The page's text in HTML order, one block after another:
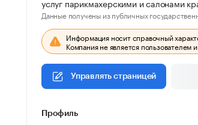
услуг парикмахерскими и салонами
Данные получены из публичных
Информация носит справочный
Компания не является
Управлять страницей
Профиль